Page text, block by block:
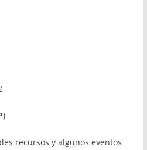
recursos y algunos eventos